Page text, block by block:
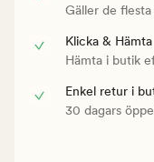
Gäller de
Klicka & Hämta
Hämta i butik
Enkel retur i
30 dagars